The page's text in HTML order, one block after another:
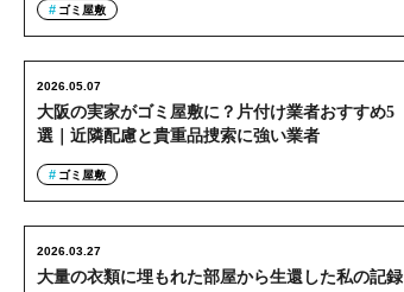
ゴミ屋敷
大阪の実家がゴミ屋敷に？片付け業者おすすめ5
選｜近隣配慮と貴重品捜索に強い業者
2026.05.07
ゴミ屋敷
大量の衣類に埋もれた部屋から生還した私の記録
2026.03.27